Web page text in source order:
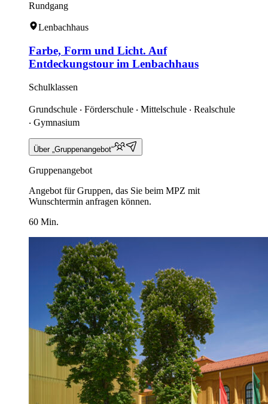
Rundgang
Lenbachhaus
Farbe, Form und Licht. Auf
Entdeckungstour im Lenbachhaus
Schulklassen
Grundschule ‧ Förderschule ‧ Mittelschule ‧ Realschule
‧ Gymnasium
Über „Gruppenangebot“
Gruppenangebot
Angebot für Gruppen, das Sie beim MPZ mit
Wunschtermin anfragen können.
60 Min.